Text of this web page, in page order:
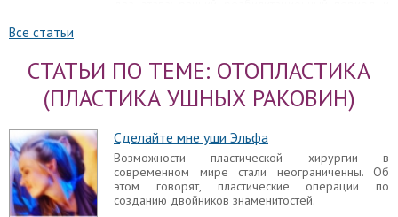
Врачебная ошибка может выражаться в
неправильно выбранной методике операции,
ошибке непосредственно во время операции
или в неправильной разметке перед операцией.
Отопластика детям
С какого возраста можно делать операцию, какие
показания к ней могут быть у детей, и какого
ухода требует ребенок в послеоперационный
период, мы опишем в этой статье.
Все статьи
СТАТЬИ ПО ТЕМЕ: ОТОПЛАСТИКА
(ПЛАСТИКА УШНЫХ РАКОВИН)
Сделайте мне уши Эльфа
Возможности пластической хирургии в
современном мире стали неограниченны. Об
этом говорят, пластические операции по
созданию двойников знаменитостей.